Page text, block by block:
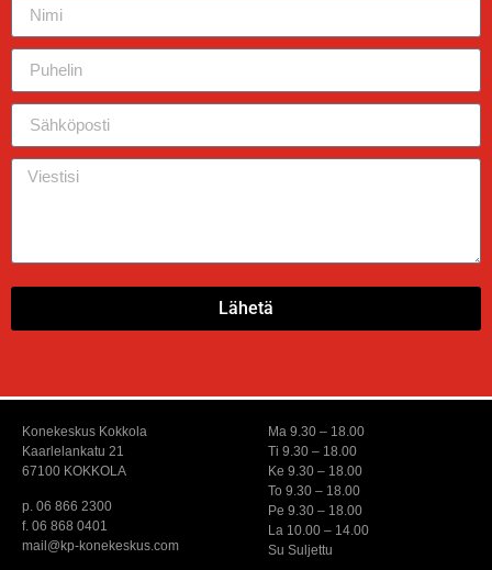
Lähetä
Konekeskus Kokkola
Kaarlelankatu 21
67100 KOKKOLA
p. 06 866 2300
f. 06 868 0401
mail@kp-konekeskus.com
Ma 9.30 – 18.00
Ti 9.30 – 18.00
Ke 9.30 – 18.00
To 9.30 – 18.00
Pe 9.30 – 18.00
La 10.00 – 14.00
Su Suljettu